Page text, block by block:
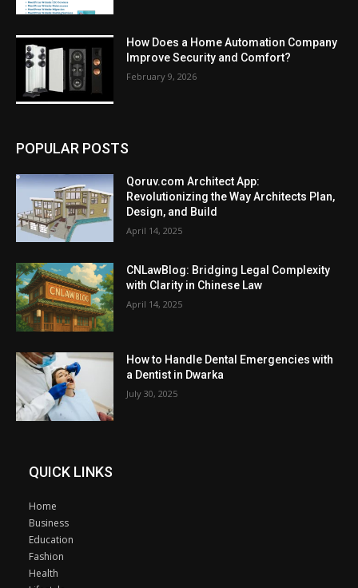
How Does a Home Automation Company
Improve Security and Comfort?
February 9, 2026
POPULAR POSTS
Qoruv.com Architect App:
Revolutionizing the Way Architects Plan,
Design, and Build
April 14, 2025
CNLawBlog: Bridging Legal Complexity
with Clarity in Chinese Law
April 14, 2025
How to Handle Dental Emergencies with
a Dentist in Dwarka
July 30, 2025
QUICK LINKS
Home
Business
Education
Fashion
Health